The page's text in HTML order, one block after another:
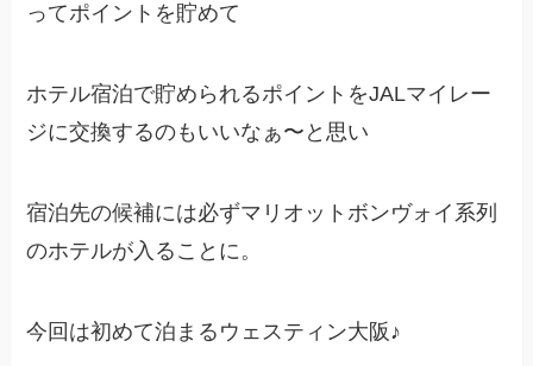
ってポイントを貯めて
ホテル宿泊で貯められるポイントをJALマイレー
ジに交換するのもいいなぁ〜と思い
宿泊先の候補には必ずマリオットボンヴォイ系列
のホテルが入ることに。
今回は初めて泊まるウェスティン大阪♪